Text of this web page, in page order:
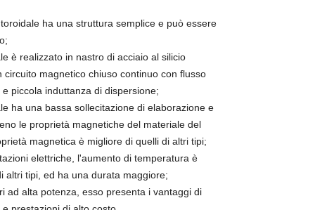
ha una struttura semplice e può essere
è realizzato in nastro di acciaio al silicio
circuito magnetico chiuso continuo con flusso
piccola induttanza di dispersione;
ha una bassa sollecitazione di elaborazione e
le proprietà magnetiche del materiale del
magnetica è migliore di quelli di altri tipi;
elettriche, l'aumento di temperatura è
altri tipi, ed ha una durata maggiore;
ad alta potenza, esso presenta i vantaggi di